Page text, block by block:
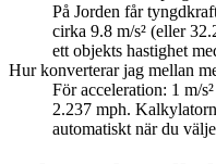
På Jorden får
cirka 9.8 m/s² (eller
ett objekts hastighet
Hur konverterar jag mellan
För acceleration: 1 m/
2.237 mph.
automatiskt när du